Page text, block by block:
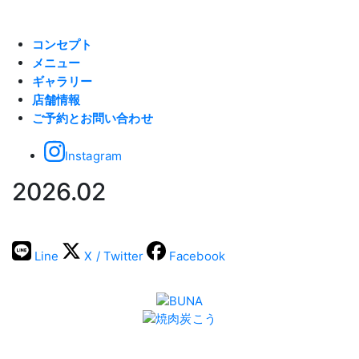
コンセプト
メニュー
ギャラリー
店舗情報
ご予約とお問い合わせ
Instagram
2026.02
Line X / Twitter Facebook